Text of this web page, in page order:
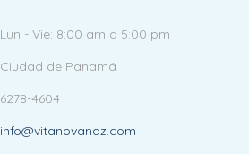
Lun - Vie: 8:00 am a 5:00 pm
Ciudad de Panamá
6278-4604
info@vitanovanaz.com